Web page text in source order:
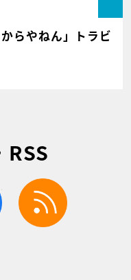
らやねん」トラビ
RSS
facebook